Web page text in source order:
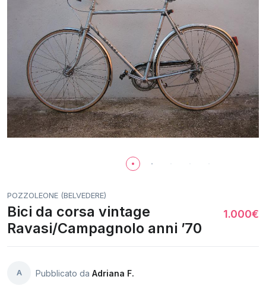
POZZOLEONE (BELVEDERE)
Bici da corsa vintage
Ravasi/Campagnolo anni ’70
1.000€
A Pubblicato da Adriana F.